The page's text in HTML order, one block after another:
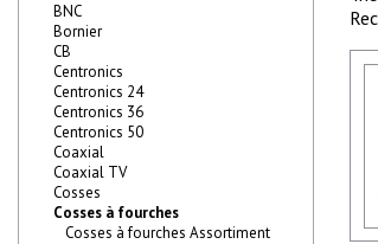
BNC
Bornier
CB
Centronics
Centronics 24
Centronics 36
Centronics 50
Coaxial
Coaxial TV
Cosses
Cosses à fourches
Cosses à fourches Assortiment